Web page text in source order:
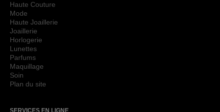
Haute Couture
Mode
Haute Joaillerie
Joaillerie
Horlogerie
Lunettes
Parfums
Maquillage
Soin
Plan du site